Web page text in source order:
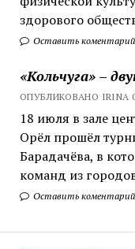
здорового
Оставить коментарий
«Кольчуга» –
ОПУБЛИКОВАНО IRINA
18 июля в зале
Орёл прошёл
Барадачёва, в
команд из
Оставить коментарий